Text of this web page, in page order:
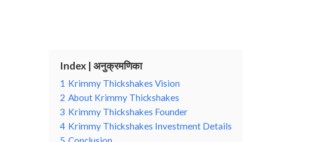
Index | अनुक्रमणिका
1 Krimmy Thickshakes Vision
2 About Krimmy Thickshakes
3 Krimmy Thickshakes Founder
4 Krimmy Thickshakes Investment Details